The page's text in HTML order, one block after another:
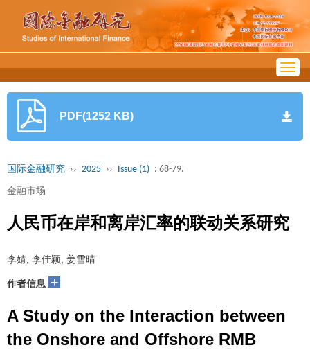
PDF(1252 KB)
国际金融研究 ›› 2025 ›› Issue (1) : 68-79.
金融市场
人民币在岸和离岸汇率的联动关系研究
李婧, 李佳颖, 姜雪晴
作者信息 +
A Study on the Interaction between
the Onshore and Offshore RMB